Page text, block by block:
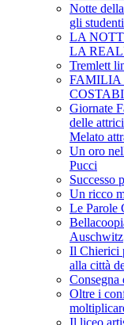
Notte
gli
LA
LA
Tremlett
FAMILIA
Giornate
delle
Melato
Un oro
Pucci
Successo
Un ricco
Le Parole
Auschwitz
Il Chierici
alla città
Consegna
Oltre i